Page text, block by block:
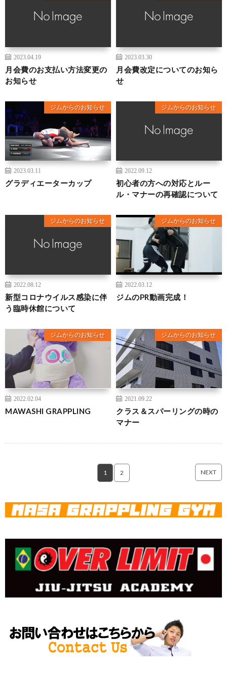
2023.04.19
月会費のお支払い方法変更の
お知らせ
2023.03.30
月会費改定についてのお知ら
せ
ジムからのお知らせ
2023.03.11
グラディエーターカップ
ジムからのお知らせ
2022.09.12
初心者の方への対応とルー
ル・マナーの再確認について
ジムからのお知らせ
2022.08.12
新型コロナウイルス感染に伴
う臨時休館について
ジムからのお知らせ
2022.03.12
ジムのPR動画完成！
ジムからのお知らせ
2022.02.04
MAWASHI GRAPPLING
ジムからのお知らせ
2021.09.22
クラス＆スパーリングの時の
マナー
1 2 NEXT